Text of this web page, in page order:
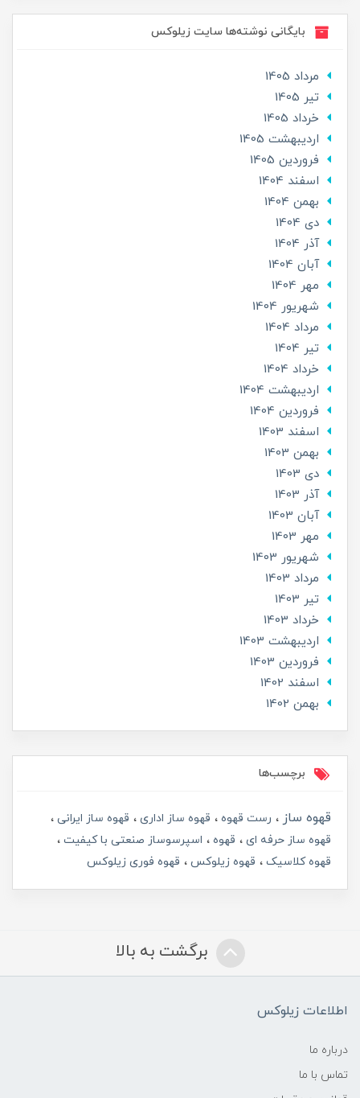
بایگانی نوشته‌ها سایت زیلوکس
مرداد 1405
تير 1405
خرداد 1405
ارديبهشت 1405
فروردین 1405
اسفند 1404
بهمن 1404
دی 1404
آذر 1404
آبان 1404
مهر 1404
شهریور 1404
مرداد 1404
تير 1404
خرداد 1404
ارديبهشت 1404
فروردین 1404
اسفند 1403
بهمن 1403
دی 1403
آذر 1403
آبان 1403
مهر 1403
شهریور 1403
مرداد 1403
تير 1403
خرداد 1403
ارديبهشت 1403
فروردین 1403
اسفند 1402
بهمن 1402
برچسب‌ها
قهوه ساز رست قهوه قهوه ساز اداری
قهوه ساز ایرانی
قهوه ساز حرفه ای
قهوه
اسپرسوساز صنعتی با کیفیت
قهوه کلاسیک
قهوه زیلوکس قهوه فوری زیلوکس
برگشت به بالا
اطلاعات زیلوکس
درباره ما
تماس با ما